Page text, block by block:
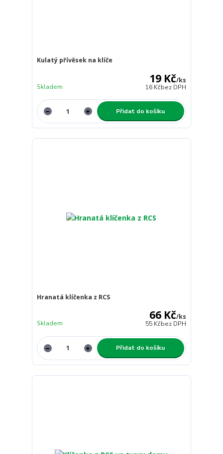
Kulatý přívěsek na klíče
19 Kč/ks
16 Kčbez DPH
Skladem
Přidat do košíku
Hranatá klíčenka z RCS
66 Kč/ks
55 Kčbez DPH
Skladem
Přidat do košíku